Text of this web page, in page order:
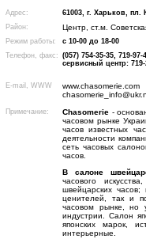
Адрес:
61003, г. Харьков, пл.
Район:
Центр, ст.м.
Режим работы:
с 10-00 до 18-00
Телефон, факс: (057) 754-35-35, 719-97-
сервисный центр: 719-
E-mail, WWW
www.chasomerie.com
Примечание: Chasomerie -
часовом рынке
часов известных
деятельности
сеть часовых
часов.
В салоне
часового
швейцарских
ценителей, так и
часовом рынке, но
индустрии. Салон
японских марок,
интерьерные.